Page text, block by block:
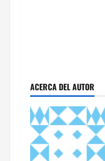
ACERCA DEL AUTOR